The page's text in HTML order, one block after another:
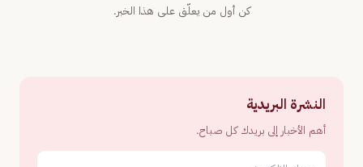
كن أول من يعلّق على هذا الخبر.
النشرة البريدية
أهم الأخبار إلى بريدك كل صباح.